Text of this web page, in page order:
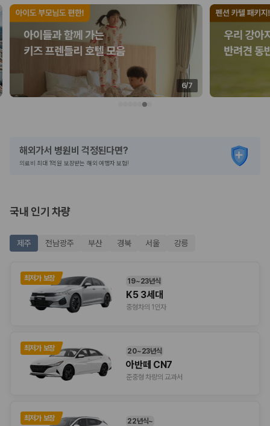
3. 제주공항 접근성과 셔틀 조건을 함께 확인하세요
제주 렌트카는 차량 인수 위치와 셔틀 편의성에 따라 실제 이용 만족도가
달라집니다. 공항에서 렌트카 사무실까지의 이동 조건을 가격과 함께 비교
하는 것이 좋습니다.
제주도 렌트카 차종별 가격비교
커플·친구 여행에서 많이 선택되며 가격과 승차감의 균형이 좋은 차
종입니다.
승합차·대형차
험 조건을 함께 확인해야 합니다.
니다
동일한 차량이라도 보험 조건에 따라 실제 부담 금액이 달라질 수 있습니
다. 카모아는 제주 렌트카 가격뿐 아니라 일반자차, 완전자차, 슈퍼자차 조
일반자차: 사고 발생 시 일정 금액의 면책금이 발생할 수 있습니다.
완전자차:보상 한도 내에서 면책금 부담이 줄어드는 보험 조건입니
다.
더 높은 보장 조건을 원하는 사용자에게 적합합니다.
2000만 고객이 선택한 렌트카 가격비교 플랫폼
6/7
해외가서 병원비 걱정된다면?
의료비 최대 1억원 보장받는 해외 여행자 보험!
국내 인기 차량
제주 전남광주 부산 경북 서울 강릉
최저가 보장 19~23년식
K5 3세대
중형차의 1인자
최저가 보장 20~23년식
아반떼 CN7
준중형 차량의 교과서
최저가 보장 22년식~